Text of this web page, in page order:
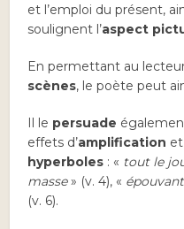
et l’emploi du présent,
soulignent l’aspect
En permettant au
scènes, le poète peut
Il le persuade
effets d’amplification
hyperboles : « tout le
masse» (v. 4), «
(v. 6).